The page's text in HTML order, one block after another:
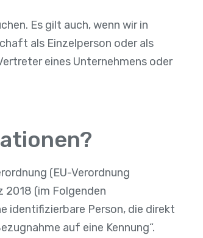
Es gilt auch, wenn wir in
als Einzelperson oder als
eines Unternehmens oder
(EU-Verordnung
2018 (im Folgenden
identifizierbare Person, die direkt
auf eine Kennung“.